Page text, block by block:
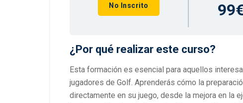
No Inscrito
¿Por qué realizar este curso?
Esta formación es esencial para aquellos
jugadores de Golf. Aprenderás cómo la
directamente en su juego, desde la mejora en la